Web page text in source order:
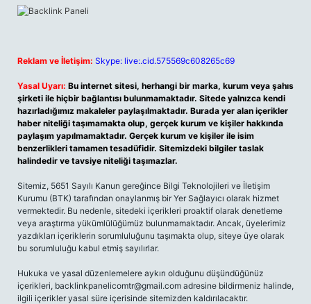
Reklam ve İletişim: Skype: live:.cid.575569c608265c69
Yasal Uyarı: Bu internet sitesi, herhangi bir marka, kurum veya şahıs
şirketi ile hiçbir bağlantısı bulunmamaktadır. Sitede yalnızca kendi
hazırladığımız makaleler paylaşılmaktadır. Burada yer alan içerikler
haber niteliği taşımamakta olup, gerçek kurum ve kişiler hakkında
paylaşım yapılmamaktadır. Gerçek kurum ve kişiler ile isim
benzerlikleri tamamen tesadüfidir. Sitemizdeki bilgiler taslak
halindedir ve tavsiye niteliği taşımazlar.
Sitemiz, 5651 Sayılı Kanun gereğince Bilgi Teknolojileri ve İletişim
Kurumu (BTK) tarafından onaylanmış bir Yer Sağlayıcı olarak hizmet
vermektedir. Bu nedenle, sitedeki içerikleri proaktif olarak denetleme
veya araştırma yükümlülüğümüz bulunmamaktadır. Ancak, üyelerimiz
yazdıkları içeriklerin sorumluluğunu taşımakta olup, siteye üye olarak
bu sorumluluğu kabul etmiş sayılırlar.
Hukuka ve yasal düzenlemelere aykırı olduğunu düşündüğünüz
içerikleri, backlinkpanelicomtr@gmail.com adresine bildirmeniz halinde,
ilgili içerikler yasal süre içerisinde sitemizden kaldırılacaktır.